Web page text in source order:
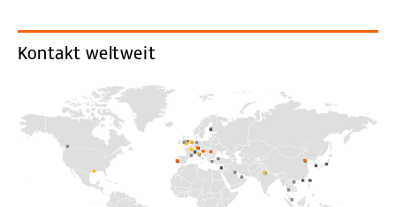
Kontakt weltweit